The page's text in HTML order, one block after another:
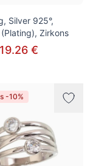
Silver 925°,
Zirkons
19.26 €
-10%